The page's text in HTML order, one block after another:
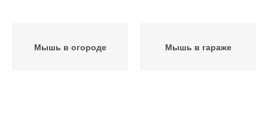
Мышь в огороде Мышь в гараже